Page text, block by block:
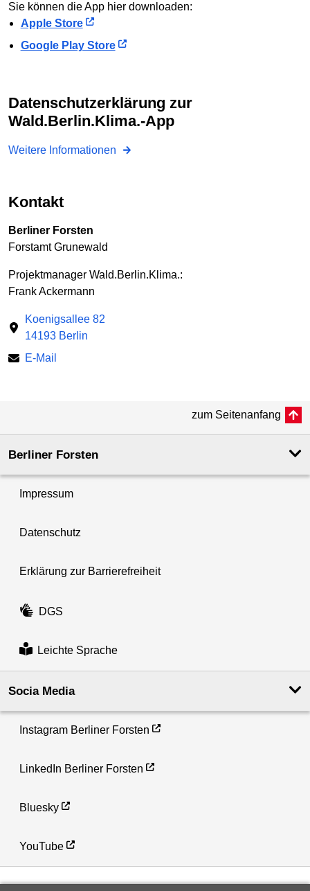
Sie können die App hier downloaden:
Apple Store
Google Play Store
Datenschutzerklärung zur
Wald.Berlin.Klima.-App
Weitere Informationen
Kontakt
Berliner Forsten
Forstamt Grunewald
Projektmanager Wald.Berlin.Klima.:
Frank Ackermann
Koenigsallee 82
14193 Berlin
E-Mail
zum Seitenanfang
Berliner Forsten
Impressum
Datenschutz
Erklärung zur Barrierefreiheit
DGS
Leichte Sprache
Socia Media
Instagram Berliner Forsten
LinkedIn Berliner Forsten
Bluesky
YouTube